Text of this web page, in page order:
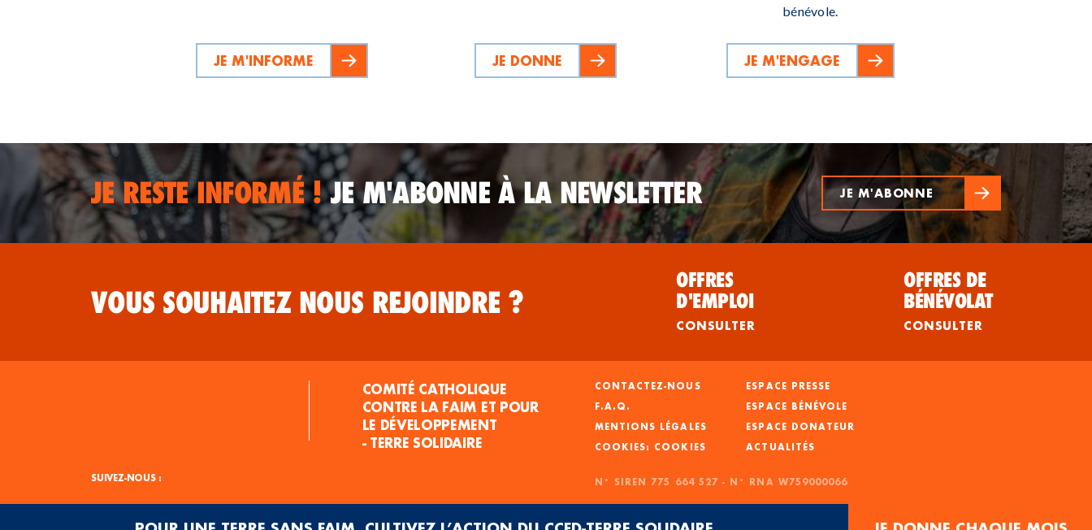
JE M'INFORME JE DONNE
bénévole.
JE M'ENGAGE
JE RESTE INFORMÉ !JE M'ABONNE À LA NEWSLETTER JE M'ABONNE
VOUS SOUHAITEZ NOUS REJOINDRE ?
OFFRES
D'EMPLOI
CONSULTER
OFFRES DE
BÉNÉVOLAT
CONSULTER
SUIVEZ-NOUS :
COMITÉ CATHOLIQUE
CONTRE LA FAIM ET POUR
LE DÉVELOPPEMENT
- TERRE SOLIDAIRE
CONTACTEZ-NOUS
F.A.Q.
MENTIONS LÉGALES
COOKIES
ESPACE PRESSE
ESPACE BÉNÉVOLE
ESPACE DONATEUR
ACTUALITÉS
N° SIREN 775 664 527 - N° RNA W759000066